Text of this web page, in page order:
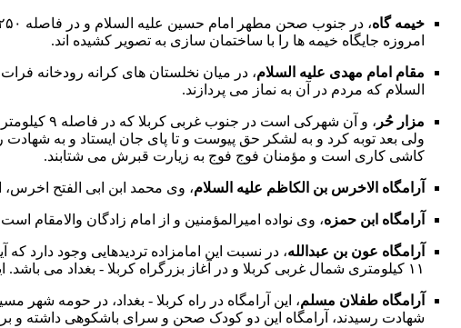
خیمه گاه، در جنوب صحن مطهر امام حسین علیه السلام و در فاصله ۲۵۰ مترى واقع است. (بنا به نقل مورخان، محل برافراشته شدن خیمه ها و چادرهاى
امروزه جایگاه خیمه ها را با ساختمان سازى به تصویر کشیده اند.
مقام امام مهدی علیه السلام، در میان نخلستان هاى کرانه رودخانه فرات
السلام که مردم در آن به نماز مى پردازند.
مزار حُر ، و آن شهرکى است در جنوب غربى کربلا که در فاصله ۹ کیلومترى از شهر واقع شده و نام آن برگرفته از نام
ولى بعد توبه کرد و به لشکر حق پیوست و تا پاى جان ایستاد و به شهادت
کاشى کارى است و مؤمنان فوج فوج به زیارت قبرش مى شتابند.
آرامگاه الاخرس بن الکاظم علیه السلام، وى محمد ابن ابى الفتح اخرس،
آرامگاه ابن حمزه، وى نواده امیرالمؤمنین و از امام زادگان والامقام
آرامگاه عون بن عبدالله، در نسبت این امامزاده تردیدهایى وجود دارد
۱۱ کیلومترى شمال غربى کربلا و در آغاز بزرگراه کربلا - بغداد مى باشد. این امامزاده بسیار مورد توجه مردمان
آرامگاه طفلان مسلم، این آرامگاه در راه کربلا - بغداد، در حومه شهر
شهادت رسیدند، آرامگاه این دو کودک صحن و سراى باشکوهى داشته و